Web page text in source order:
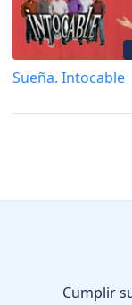
Sueña. Intocable
Cumplir